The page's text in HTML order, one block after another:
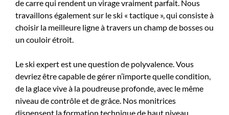
de carre qui rendent un virage vraiment parfait. Nous
travaillons également sur le ski « tactique », qui consiste à
choisir la meilleure ligne à travers un champ de bosses ou
un couloir étroit.
Le ski expert est une question de polyvalence. Vous
devriez être capable de gérer n’importe quelle condition,
de la glace vive à la poudreuse profonde, avec le même
niveau de contrôle et de grâce. Nos monitrices
dispensent la formation technique de haut niveau